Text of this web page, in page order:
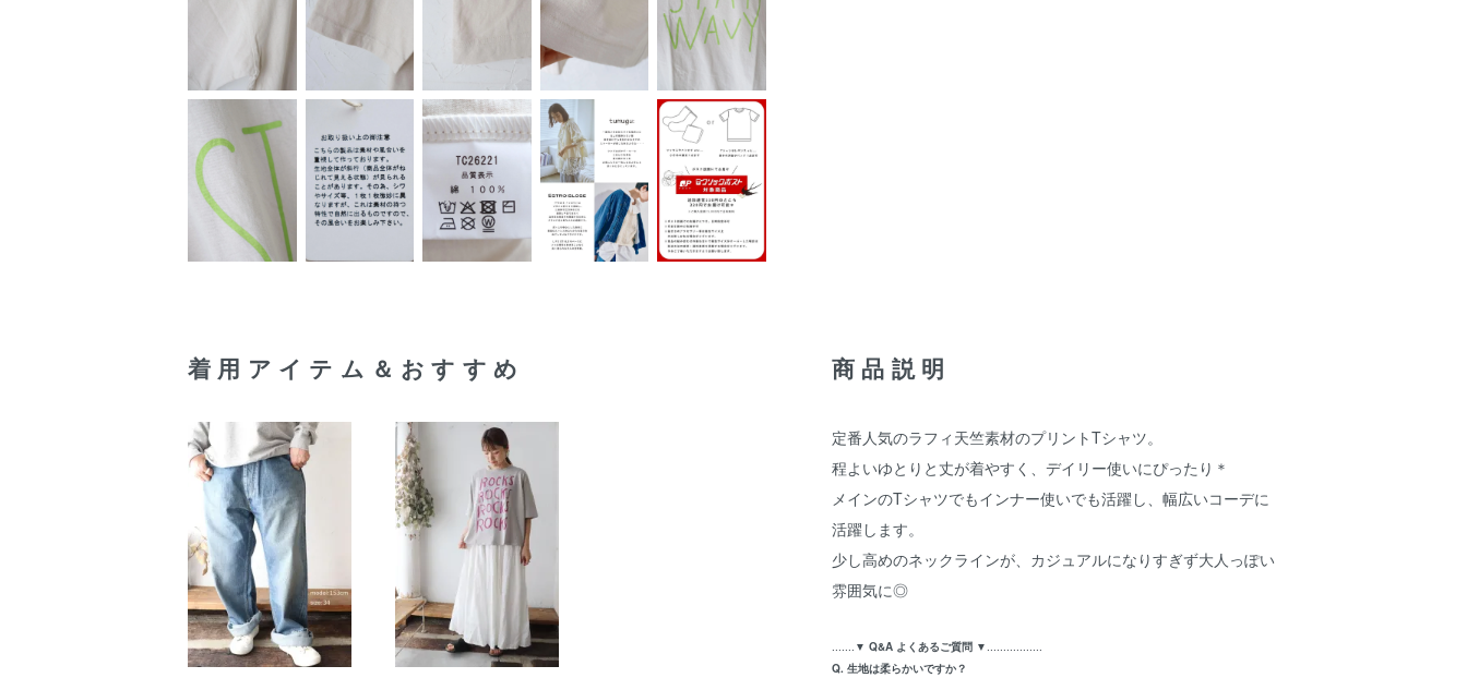
商品説明
定番人気のラフィ天竺素材のプリントTシャツ。
程よいゆとりと丈が着やすく、デイリー使いにぴったり＊
メインのTシャツでもインナー使いでも活躍し、幅広いコーデに
活躍します。
少し高めのネックラインが、カジュアルになりすぎず大人っぽい
雰囲気に◎
....... ▼ Q&A よくあるご質問 ▼.................
Q. 生地は柔らかいですか？
着用アイテム＆おすすめ